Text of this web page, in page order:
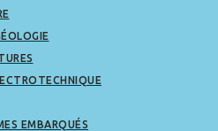
EMBARQUÉS